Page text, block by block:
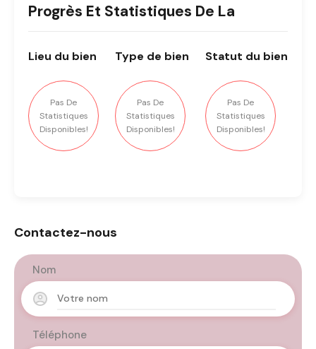
Progrès Et Statistiques De La
Lieu du bien
Pas De
Statistiques
Disponibles!
Type de bien
Pas De
Statistiques
Disponibles!
Statut du bien
Pas De
Statistiques
Disponibles!
Contactez-nous
Nom
Téléphone